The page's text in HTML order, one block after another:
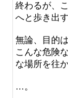
終わるが、
へと歩き出す
無論、目的
こんな危険
な場所を往
…。